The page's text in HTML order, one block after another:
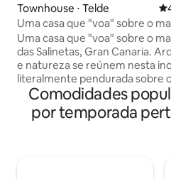
Townhouse ⋅ Telde
Uma casa que "voa" sobre o
Uma casa que "voa" sobre o
das Salinetas, Gran Canaria. Arquitetura
e natureza se reúnem nesta
literalmente pendurada sobre
uma localização privilegiada na
leste de Gran Canaria. O edifício "voa"
sobre as rochas visualmente
Comodidades
por temporada